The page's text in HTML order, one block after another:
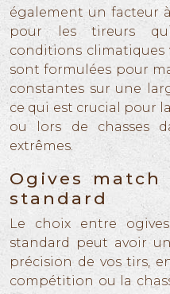
également un facteur
pour les tireurs
conditions climatiques
sont formulées pour
constantes sur une
ce qui est crucial pour
ou lors de chasses
extrêmes.
Ogives match
standard
Le choix entre
standard peut avoir
précision de vos tirs,
compétition ou la